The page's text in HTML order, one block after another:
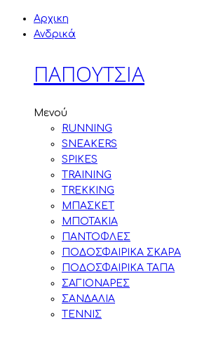
Αρχικη
Ανδρικά
ΠΑΠΟΥΤΣΙΑ
Μενού
RUNNING
SNEAKERS
SPIKES
TRAINING
TREKKING
ΜΠΑΣΚΕΤ
ΜΠΟΤΑΚΙΑ
ΠΑΝΤΟΦΛΕΣ
ΠΟΔΟΣΦΑΙΡΙΚΑ ΣΚΑΡΑ
ΠΟΔΟΣΦΑΙΡΙΚΑ ΤΑΠΑ
ΣΑΓΙΟΝΑΡΕΣ
ΣΑΝΔΑΛΙΑ
ΤΕΝΝΙΣ